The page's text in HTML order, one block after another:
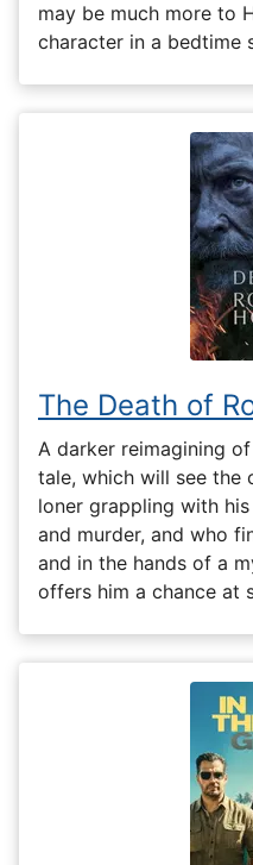
may be much more to
character in a bedtime
The Death of
A darker reimagining
tale, which will see the
loner grappling with
and murder, and who
and in the hands of a
offers him a chance at